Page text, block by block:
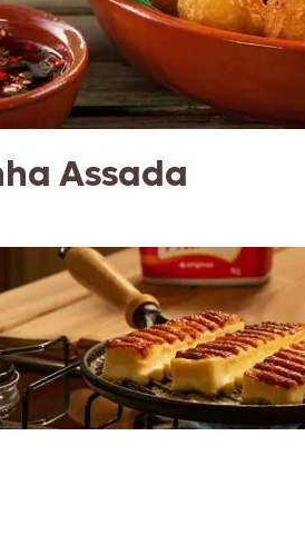
Assada